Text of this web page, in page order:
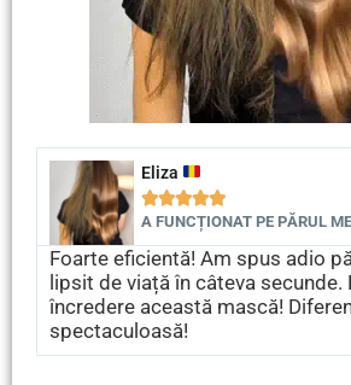
Eliza

A FUNCȚIONAT PE PĂRUL
Foarte eficientă! Am spus adio
lipsit de viață în câteva secunde.
încredere această mască!
spectaculoasă!